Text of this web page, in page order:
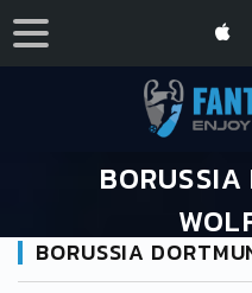
HOME
BORUSSIA
BORUSSIA